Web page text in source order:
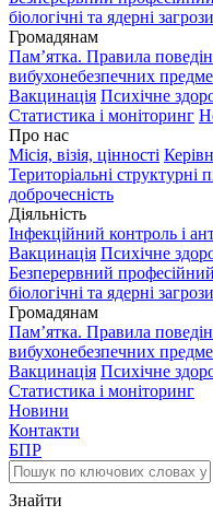
біологічні та ядерні загрози
Громадянам
Пам’ятка. Правила
вибухонебезпечних
Вакцинація Психічне
Статистика і моніторинг
Про нас
Місія, візія, цінності
Територіальні структурні
доброчесність
Діяльність
Інфекційний контроль і
Вакцинація Психічне
Безперервний
біологічні та ядерні загрози
Громадянам
Пам’ятка. Правила
вибухонебезпечних
Вакцинація Психічне
Статистика і моніторинг
Новини
Контакти
БПР
Знайти